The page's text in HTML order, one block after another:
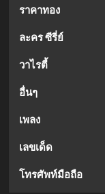
ราคาทอง
ละคร ซีรี่ย์
วาไรตี้
อื่นๆ
เพลง
เลขเด็ด
โทรศัพท์มือถือ